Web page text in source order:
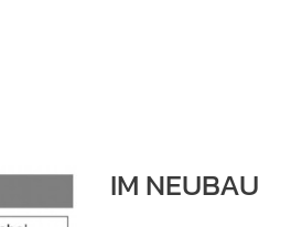
IM NEUBAU